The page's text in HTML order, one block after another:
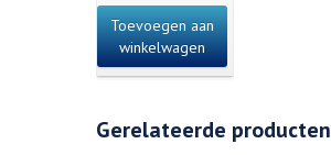
Toevoegen aan
winkelwagen
Gerelateerde producten